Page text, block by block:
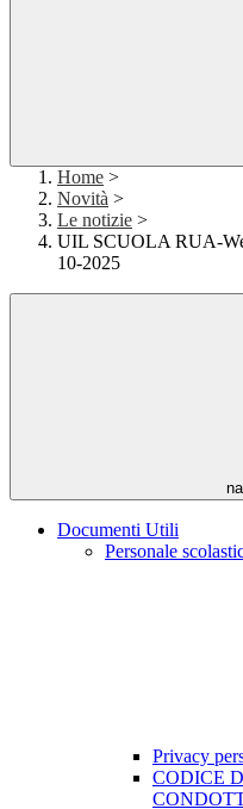
Home >
Novità >
Le notizie >
UIL SCUOLA RUA-
10-2025
Documenti Utili
Personale
Privacy
CODICE